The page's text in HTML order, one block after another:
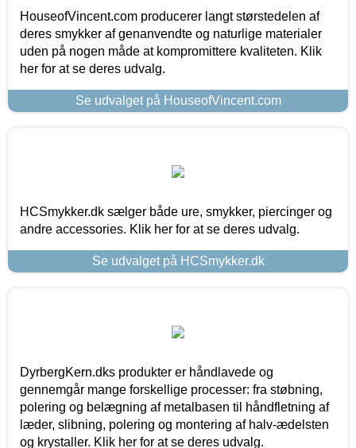
HouseofVincent.com producerer langt størstedelen af
deres smykker af genanvendte og naturlige materialer
uden på nogen måde at kompromittere kvaliteten. Klik
her for at se deres udvalg.
Se udvalget på HouseofVincent.com
HCSmykker.dk sælger både ure, smykker, piercinger og
andre accessories. Klik her for at se deres udvalg.
Se udvalget på HCSmykker.dk
DyrbergKern.dks produkter er håndlavede og
gennemgår mange forskellige processer: fra støbning,
polering og belægning af metalbasen til håndfletning af
læder, slibning, polering og montering af halv-ædelsten
og krystaller. Klik her for at se deres udvalg.